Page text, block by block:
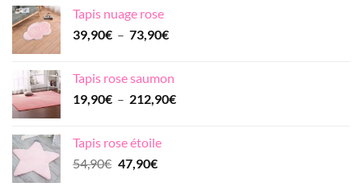
à
Tapis nuage rose
39,90€ – 73,90€Plage
39,90€
à
Tapis rose saumon
19,90€ – 212,90€Plage
Tapis rose étoile
54,90€ Le
47,90€Le